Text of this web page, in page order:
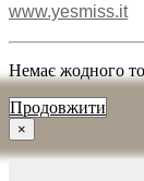
www.yesmiss.it
Немає жодного
Продовжити
×